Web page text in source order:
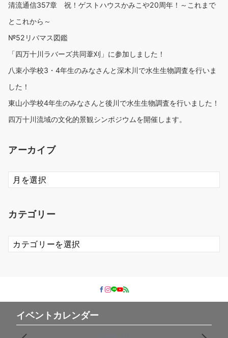
清流通信357章 祝！ゲストハウスかみこや20周年！～これまで
とこれから～
№52リバマス図鑑
「四万十川ラバーズ共同葦刈」に参加しました！
八束小学校3・4年生のみなさんと深木川で水生生物調査を行いま
した！
東山小学校4年生のみなさんと後川で水生生物調査を行いました！
四万十川流域の文化的景観シンポジウムを開催します。
アーカイブ
ア
ー
ブ
カテゴリー
カ
テ
イベントカレンダー